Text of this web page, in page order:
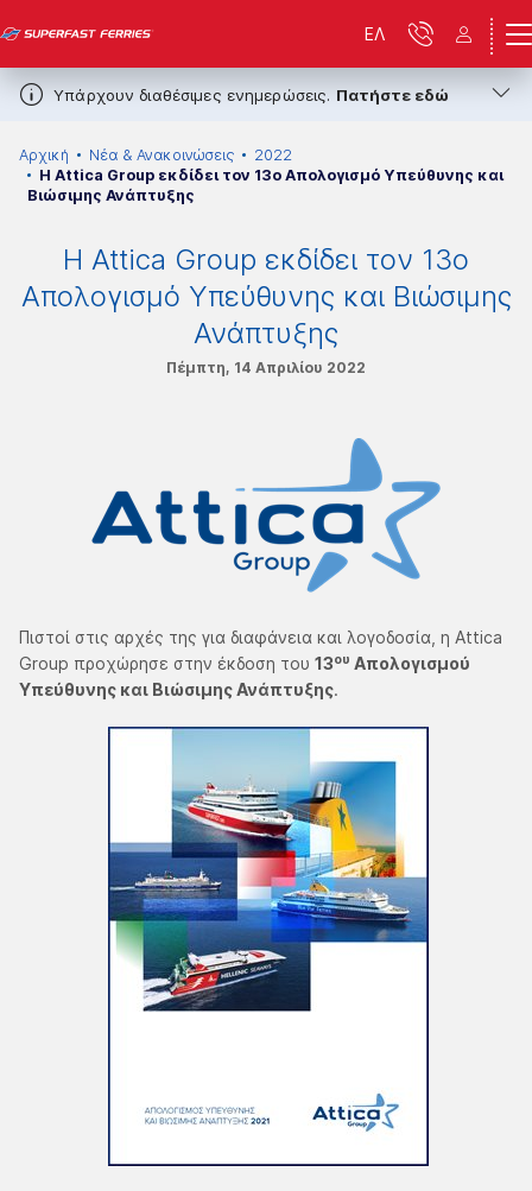
Υπάρχουν διαθέσιμες ενημερώσεις. Πατήστε εδώ
ΕΛ
Αρχική Νέα & Ανακοινώσεις
2022
Η Attica Group εκδίδει τον 13ο Απολογισμό Υπεύθυνης και
Βιώσιμης Ανάπτυξης
Η Attica Group εκδίδει τον 13ο
Απολογισμό Υπεύθυνης και Βιώσιμης
Ανάπτυξης
Πέμπτη, 14 Απριλίου 2022
Πιστοί στις αρχές της για διαφάνεια και λογοδοσία, η Attica
Group προχώρησε στην έκδοση του 13ου Απολογισμού
Υπεύθυνης και Βιώσιμης Ανάπτυξης.